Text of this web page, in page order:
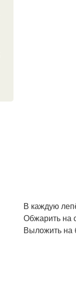
В каждую
Обжарить на
Выложить на